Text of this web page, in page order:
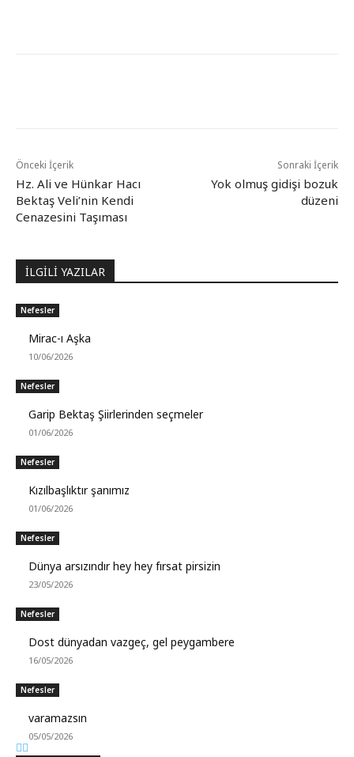
Önceki İçerik
Hz. Ali ve Hünkar Hacı
Bektaş Veli’nin Kendi
Cenazesini Taşıması
Sonraki İçerik
Yok olmuş gidişi bozuk
düzeni
İLGİLİ YAZILAR
Nefesler
Mirac-ı Aşka
10/06/2026
Nefesler
Garip Bektaş Şiirlerinden seçmeler
01/06/2026
Nefesler
Kızılbaşlıktır şanımız
01/06/2026
Nefesler
Dünya arsızındır hey hey fırsat pirsizin
23/05/2026
Nefesler
Dost dünyadan vazgeç, gel peygambere
16/05/2026
Nefesler
varamazsın
05/05/2026